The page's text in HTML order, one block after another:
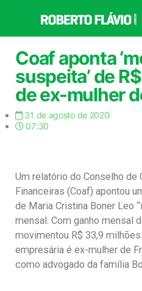
o
conteúdo
Coaf aponta
suspeita’ de
de ex-mulher
31 de agosto de 2020
07:30
Um relatório do Conselho de
Financeiras (Coaf) apontou
de Maria Cristina Boner Leo
mensal. Com ganho mensal
movimentou R$ 33,9
empresária é ex-mulher de
como advogado da família